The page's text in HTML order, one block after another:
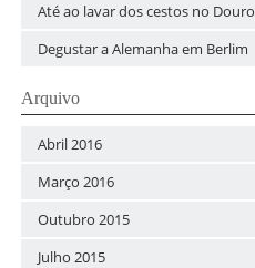
Até ao lavar dos cestos no Douro
Degustar a Alemanha em Berlim
Arquivo
Abril 2016
Março 2016
Outubro 2015
Julho 2015